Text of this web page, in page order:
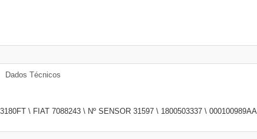
Dados Técnicos
\ FIAT 7088243 \ Nº SENSOR 31597 \ 1800503337 \ 000100989AA